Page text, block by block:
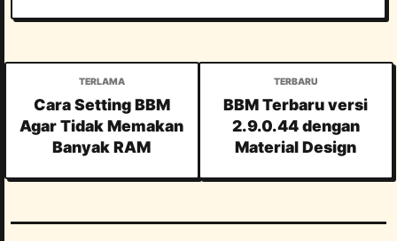
handphone Android lain tanpa harus do...
Cara Setting BBM
Agar Tidak Memakan
Banyak RAM
BBM Terbaru versi
2.9.0.44 dengan
Material Design